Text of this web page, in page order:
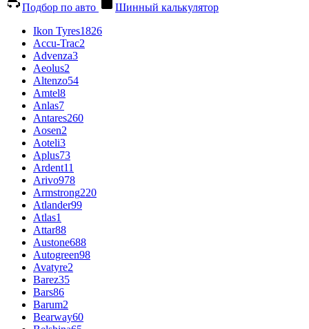
Подбор по авто
Шинный калькулятор
Ikon Tyres1826
Accu-Trac2
Advenza3
Aeolus2
Altenzo54
Amtel8
Anlas7
Antares260
Aosen2
Aoteli3
Aplus73
Ardent11
Arivo978
Armstrong220
Atlander99
Atlas1
Attar88
Austone688
Autogreen98
Avatyre2
Barez35
Bars86
Barum2
Bearway60